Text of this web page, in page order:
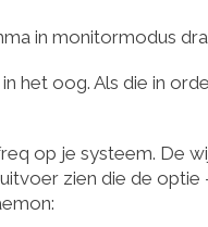
in monitormodus
het oog. Als die in
op je systeem. De
zien die de optie